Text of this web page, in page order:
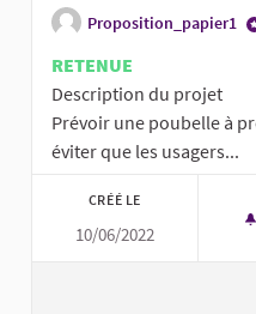
Proposition_papier1
RETENUE
Description du projet
Prévoir une poubelle à
éviter que les usagers...
CRÉÉ LE
10/06/2022